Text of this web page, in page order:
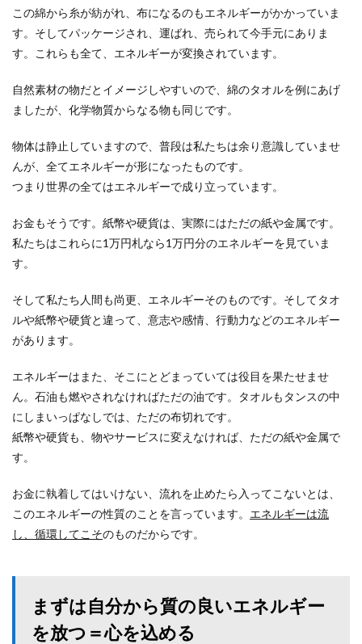
この綿から糸が紡がれ、布になるのもエネルギーがかかっていま
す。そしてパッケージされ、運ばれ、売られて今手元にありま
す。これらも全て、エネルギーが変換されています。
自然素材の物だとイメージしやすいので、綿のタオルを例にあげ
ましたが、化学物質からなる物も同じです。
物体は静止していますので、普段は私たちは余り意識していませ
んが、全てエネルギーが形になったものです。
つまり世界の全てはエネルギーで成り立っています。
お金もそうです。紙幣や硬貨は、実際にはただの紙や金属です。
私たちはこれらに1万円札なら1万円分のエネルギーを見ていま
す。
そして私たち人間も尚更、エネルギーそのものです。そしてタオ
ルや紙幣や硬貨と違って、意志や感情、行動力などのエネルギー
があります。
エネルギーはまた、そこにとどまっていては役目を果たせませ
ん。石油も燃やされなければただの油です。タオルもタンスの中
にしまいっぱなしでは、ただの布切れです。
紙幣や硬貨も、物やサービスに変えなければ、ただの紙や金属で
す。
お金に執着してはいけない、流れを止めたら入ってこないとは、
このエネルギーの性質のことを言っています。 エネルギーは流
し、循環してこそのものだからです。
まずは自分から質の良いエネルギー
を放つ＝心を込める